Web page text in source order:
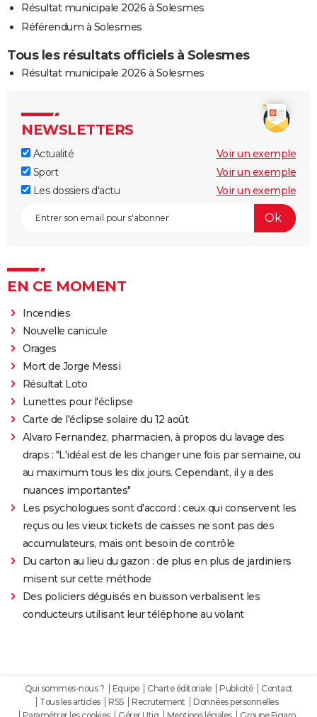
Résultat municipale 2026 à Solesmes
Référendum à Solesmes
Tous les résultats officiels à Solesmes
Résultat municipale 2026 à Solesmes
NEWSLETTERS
Actualité
Voir un exemple
Sport
Voir un exemple
Les dossiers d'actu
Voir un exemple
EN CE MOMENT
Incendies
Nouvelle canicule
Orages
Mort de Jorge Messi
Résultat Loto
Lunettes pour l'éclipse
Carte de l'éclipse solaire du 12 août
Alvaro Fernandez, pharmacien, à propos du lavage des
draps : "L'idéal est de les changer une fois par semaine, ou
au maximum tous les dix jours. Cependant, il y a des
nuances importantes"
Les psychologues sont d'accord : ceux qui conservent les
reçus ou les vieux tickets de caisses ne sont pas des
accumulateurs, mais ont besoin de contrôle
Du carton au lieu du gazon : de plus en plus de jardiniers
misent sur cette méthode
Des policiers déguisés en buisson verbalisent les
conducteurs utilisant leur téléphone au volant
Qui sommes-nous ? Equipe Charte éditoriale Publicité
Contact
Tous les articles
RSS Recrutement
Données personnelles